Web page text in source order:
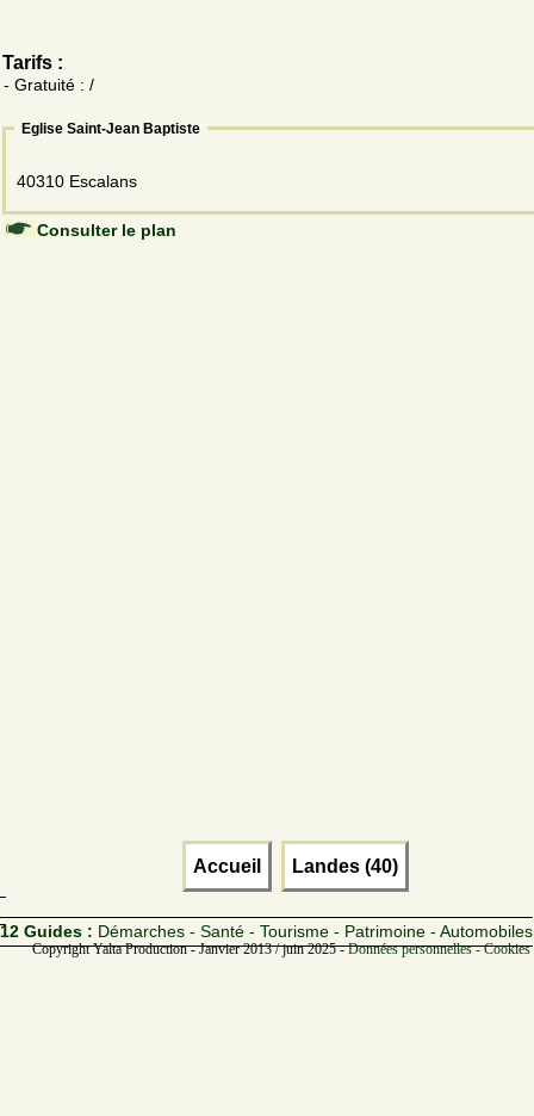
Tarifs :
- Gratuité : /
Eglise Saint-Jean Baptiste
40310 Escalans
Consulter le plan
Accueil Landes (40)
12 Guides : Démarches - Santé - Tourisme - Patrimoine - Automobiles
Copyright Yalta Production - Janvier 2013 / juin 2025 -Données personnelles -